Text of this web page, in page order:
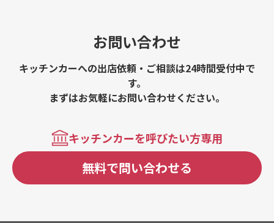
お問い合わせ
キッチンカーへの出店依頼・ご相談は24時間受付中で
す。
まずはお気軽にお問い合わせください。
キッチンカーを呼びたい方専用
無料で問い合わせる